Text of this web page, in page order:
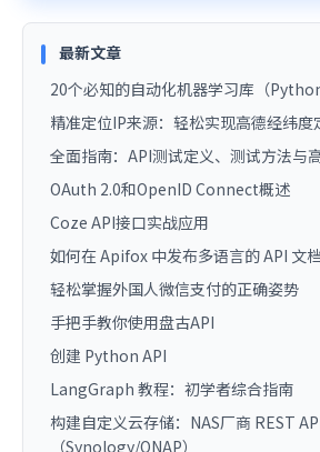
最新文章
20个必知的自动化机器学习库（Python
精准定位IP来源：轻松实现高德经纬度
全面指南：API测试定义、测试方法与
OAuth 2.0和OpenID Connect概述
Coze API接口实战应用
如何在 Apifox 中发布多语言的 API 文档
轻松掌握外国人微信支付的正确姿势
手把手教你使用盘古API
创建 Python API
LangGraph 教程：初学者综合指南
构建自定义云存储：NAS厂商 REST
（Synology/QNAP）